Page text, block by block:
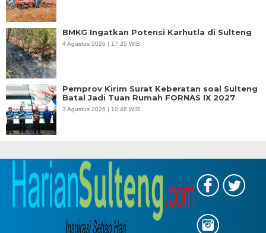
BMKG Ingatkan Potensi Karhutla di Sulteng
4 Agustus 2026 | 17:25 WIB
Pemprov Kirim Surat Keberatan soal Sulteng
Batal Jadi Tuan Rumah FORNAS IX 2027
3 Agustus 2026 | 10:48 WIB